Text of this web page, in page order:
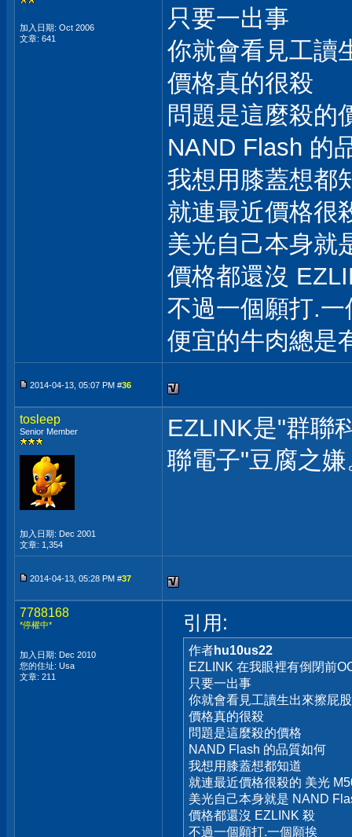
加入日期: Oct 2006
文章: 641
只要一出事
你就會看見工讀
價格真的很殺
問題是這麼殺的
NAND Flash 的
我想用膝蓋想都
就連最近價格很
美光自己本身就
價格都還沒
不過一個願打.一
便宜的牛肉總是
2014-04-13, 05:07 PM #36
tosleep
Senior Member
加入日期: Dec 2001
文章: 1,354
EZLINK是"群聯
聯電子"豆腐之嫌
2014-04-13, 05:28 PM #37
7788168
*停權中*
加入日期: Dec 2010
您的住址: Usa
文章: 211
引用:
作者hu10us22
EZLINK 在我眼裡有倒閉前
只要一出事
你就會看見工讀生出來擦屁
價格真的很殺
問題是這麼殺的價格
NAND Flash 的品質如何
我想用膝蓋想都知道
就連最近價格很殺的 美光
美光自己本身就是 NAND
價格都還沒 EZLINK 殺
不過一個願打.一個願挨